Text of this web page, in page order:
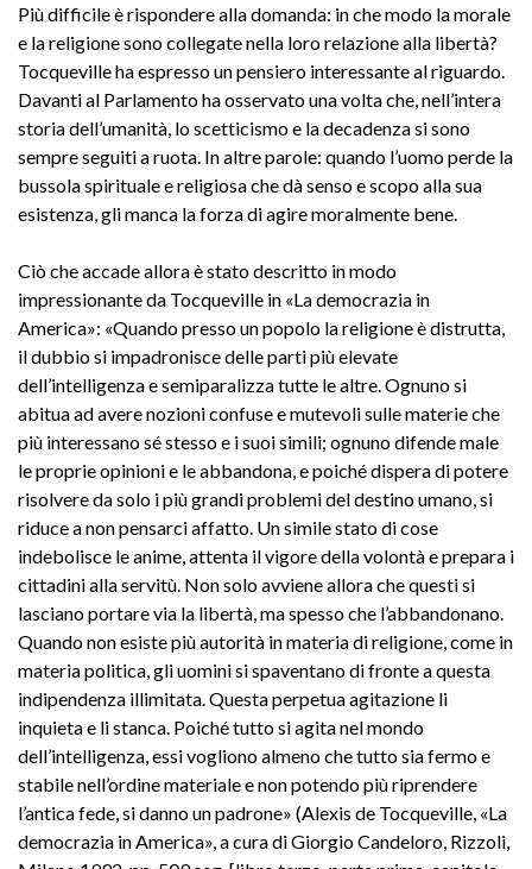
Più difficile è rispondere alla domanda: in che modo la morale
e la religione sono collegate nella loro relazione alla libertà?
Tocqueville ha espresso un pensiero interessante al riguardo.
Davanti al Parlamento ha osservato una volta che, nell’intera
storia dell’umanità, lo scetticismo e la decadenza si sono
sempre seguiti a ruota. In altre parole: quando l’uomo perde la
bussola spirituale e religiosa che dà senso e scopo alla sua
esistenza, gli manca la forza di agire moralmente bene.
Ciò che accade allora è stato descritto in modo
impressionante da Tocqueville in «La democrazia in
America»: «Quando presso un popolo la religione è distrutta,
il dubbio si impadronisce delle parti più elevate
dell’intelligenza e semiparalizza tutte le altre. Ognuno si
abitua ad avere nozioni confuse e mutevoli sulle materie che
più interessano sé stesso e i suoi simili; ognuno difende male
le proprie opinioni e le abbandona, e poiché dispera di potere
risolvere da solo i più grandi problemi del destino umano, si
riduce a non pensarci affatto. Un simile stato di cose
indebolisce le anime, attenta il vigore della volontà e prepara i
cittadini alla servitù. Non solo avviene allora che questi si
lasciano portare via la libertà, ma spesso che l’abbandonano.
Quando non esiste più autorità in materia di religione, come in
materia politica, gli uomini si spaventano di fronte a questa
indipendenza illimitata. Questa perpetua agitazione li
inquieta e li stanca. Poiché tutto si agita nel mondo
dell’intelligenza, essi vogliono almeno che tutto sia fermo e
stabile nell’ordine materiale e non potendo più riprendere
l’antica fede, si danno un padrone» (Alexis de Tocqueville, «La
democrazia in America», a cura di Giorgio Candeloro, Rizzoli,